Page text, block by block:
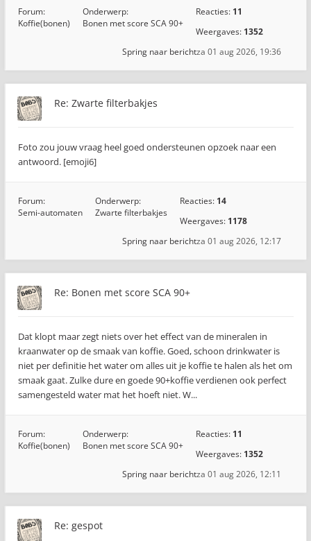
Forum:
Koffie(bonen)
Onderwerp:
Bonen met score SCA 90+
Reacties: 11
Weergaves: 1352
za 01 aug 2026, 19:36
Spring naar bericht
Re: Zwarte filterbakjes
Foto zou jouw vraag heel goed ondersteunen opzoek naar een
antwoord. [emoji6]
Forum:
Semi-automaten
Onderwerp:
Zwarte filterbakjes
Reacties: 14
Weergaves: 1178
za 01 aug 2026, 12:17
Spring naar bericht
Re: Bonen met score SCA 90+
Dat klopt maar zegt niets over het effect van de mineralen in
kraanwater op de smaak van koffie. Goed, schoon drinkwater is
niet per definitie het water om alles uit je koffie te halen als het om
smaak gaat. Zulke dure en goede 90+koffie verdienen ook perfect
samengesteld water mat het hoeft niet. W...
Forum:
Koffie(bonen)
Onderwerp:
Bonen met score SCA 90+
Reacties: 11
Weergaves: 1352
za 01 aug 2026, 12:11
Spring naar bericht
Re: gespot